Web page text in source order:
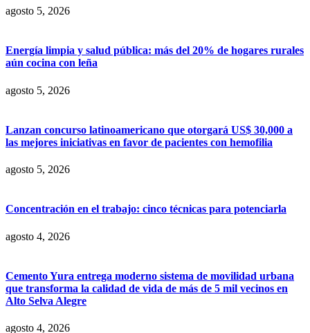
agosto 5, 2026
Energía limpia y salud pública: más del 20% de hogares rurales
aún cocina con leña
agosto 5, 2026
Lanzan concurso latinoamericano que otorgará US$ 30,000 a
las mejores iniciativas en favor de pacientes con hemofilia
agosto 5, 2026
Concentración en el trabajo: cinco técnicas para potenciarla
agosto 4, 2026
Cemento Yura entrega moderno sistema de movilidad urbana
que transforma la calidad de vida de más de 5 mil vecinos en
Alto Selva Alegre
agosto 4, 2026